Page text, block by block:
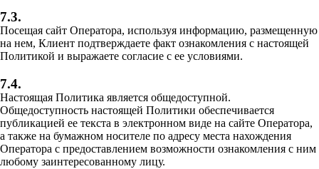
7.3.
Посещая сайт Оператора, используя информацию, размещенную
на нем, Клиент подтверждаете факт ознакомления с настоящей
Политикой и выражаете согласие с ее условиями.
7.4.
Настоящая Политика является общедоступной.
Общедоступность настоящей Политики обеспечивается
публикацией ее текста в электронном виде на сайте Оператора,
а также на бумажном носителе по адресу места нахождения
Оператора с предоставлением возможности ознакомления с ним
любому заинтересованному лицу.